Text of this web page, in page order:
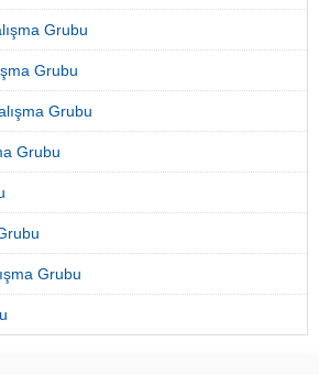
Grubu
Grubu
Grubu
Grubu
Grubu